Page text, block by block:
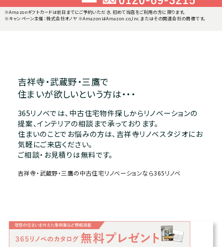
※Amazonギフトカードは前日までにご予約いただき、初めて当店をご利用の方に限ります。
※キャンペーン主催：株式会社オノヤ ※AmazonはAmazon.co,Inc.またはその関連会社の商標です。
吉祥寺・武蔵野・三鷹で
住まいが欲しいという方は・・・
365リノベでは、中古住宅物件探しからリノベーションの
提案、インテリアの相談まで承っております。
住まいのことでお悩みの方は、吉祥寺リノベスタジオにお
気軽にご来店ください。
ご相談・お見積りは無料です。
吉祥寺・武蔵野・三鷹の中古住宅リノベーションなら365リノベ